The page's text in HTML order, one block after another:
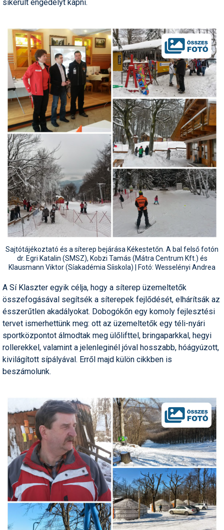
sikerült engedélyt kapni.
Sajtótájékoztató és a síterep bejárása Kékestetőn. A bal felső fotón
dr. Egri Katalin (SMSZ), Kobzi Tamás (Mátra Centrum Kft.) és
Klausmann Viktor (Síakadémia Síiskola) | Fotó: Wesselényi Andrea
A Sí Klaszter egyik célja, hogy a síterep üzemeltetők
összefogásával segítsék a síterepek fejlődését, elhárítsák az
ésszerűtlen akadályokat. Dobogókőn egy komoly fejlesztési
tervet ismerhettünk meg: ott az üzemeltetők egy téli-nyári
sportközpontot álmodtak meg ülőlifttel, bringaparkkal, hegyi
rollerekkel, valamint a jelenleginél jóval hosszabb, hóágyúzott,
kivilágított sípályával. Erről majd külön cikkben is
beszámolunk.